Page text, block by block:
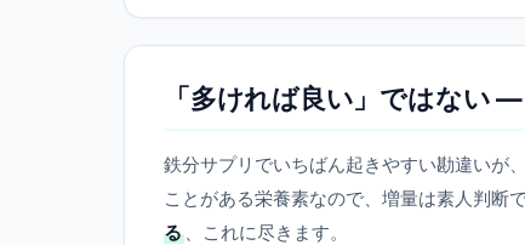
「多ければ良い」ではない
鉄分サプリでいちばん起きやすい勘違いが、
ことがある栄養素なので、増量は素人判断
る 、これに尽きます。